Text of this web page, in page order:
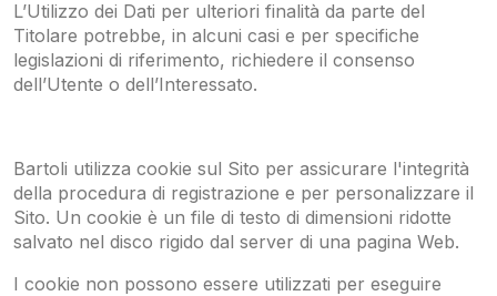
L’Utilizzo dei Dati per ulteriori finalità da parte del
Titolare potrebbe, in alcuni casi e per specifiche
legislazioni di riferimento, richiedere il consenso
dell’Utente o dell’Interessato.
Bartoli utilizza cookie sul Sito per assicurare l'integrità
della procedura di registrazione e per personalizzare il
Sito. Un cookie è un file di testo di dimensioni ridotte
salvato nel disco rigido dal server di una pagina Web.
I cookie non possono essere utilizzati per eseguire